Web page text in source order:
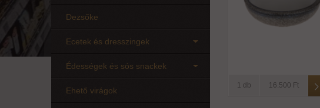
Dezsőke
Ecetek és dresszingek
Édességek és sós snackek
Ehető virágok
1 db 16.500 Ft